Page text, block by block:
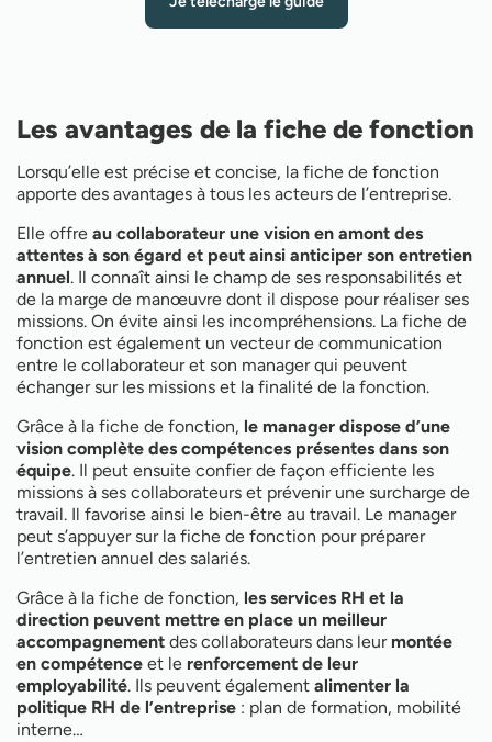
Les avantages de la fiche de fonction
Lorsqu’elle est précise et concise, la fiche de fonction
apporte des avantages à tous les acteurs de l’entreprise.
Elle offre au collaborateur une vision en amont des
attentes à son égard et peut ainsi anticiper son entretien
annuel. Il connaît ainsi le champ de ses responsabilités et
de la marge de manœuvre dont il dispose pour réaliser ses
missions. On évite ainsi les incompréhensions. La fiche de
fonction est également un vecteur de communication
entre le collaborateur et son manager qui peuvent
échanger sur les missions et la finalité de la fonction.
Grâce à la fiche de fonction, le manager dispose d’une
vision complète des compétences présentes dans son
équipe. Il peut ensuite confier de façon efficiente les
missions à ses collaborateurs et prévenir une surcharge de
travail. Il favorise ainsi le bien-être au travail. Le manager
peut s’appuyer sur la fiche de fonction pour préparer
l’entretien annuel des salariés.
Grâce à la fiche de fonction, les services RH et la
direction peuvent mettre en place un meilleur
accompagnement des collaborateurs dans leur montée
en compétence et le renforcement de leur
employabilité. Ils peuvent également alimenter la
politique RH de l’entreprise : plan de formation, mobilité
interne…